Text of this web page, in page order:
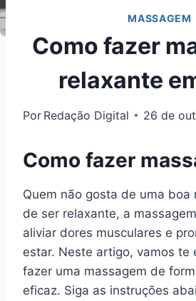
MASSAGEM
Como fazer
relaxante
Por Redação Digital 26 de
Como fazer
Quem não gosta de uma boa
de ser relaxante, a
aliviar dores musculares e
estar. Neste artigo, vamos te
fazer uma massagem de
eficaz. Siga as instruções